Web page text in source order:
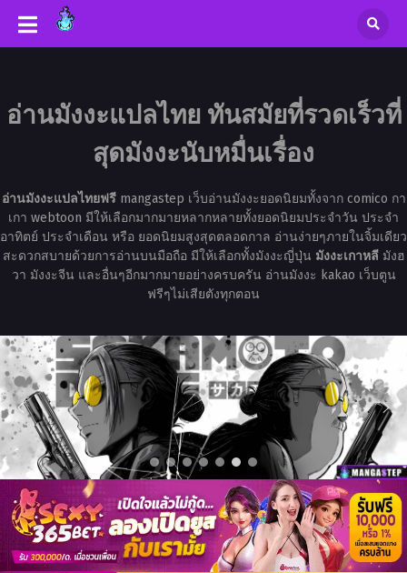
อ่านมังงะแปลไทย ทันสมัยที่รวดเร็วที่
สุดมังงะนับหมื่นเรื่อง
อ่านมังงะแปลไทยฟรีmangastep เว็บอ่านมังงะยอดนิยมทั้งจาก comico กา
เกา webtoon มีให้เลือกมากมายหลากหลายทั้งยอดนิยมประจำวัน ประจำ
อาทิตย์ ประจำเดือน หรือ ยอดนิยมสูงสุดตลอดกาล อ่านง่ายๆภายในจิ้มเดียว
สะดวกสบายด้วยการอ่านบนมือถือ มีให้เลือกทั้งมังงะญี่ปุ่น มังงะเกาหลีมังฮ
วา มังงะจีน และอื่นๆอีกมากมายอย่างครบครัน อ่านมังงะ kakao เว็บตูน
ฟรีๆไม่เสียตังทุกตอน